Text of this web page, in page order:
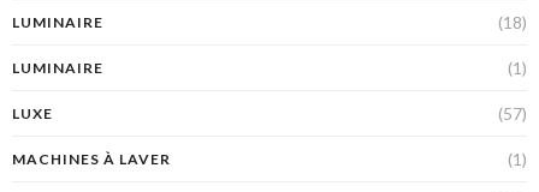
LUMINAIRE (18)
LUMINAIRE (1)
LUXE (57)
MACHINES À LAVER (1)